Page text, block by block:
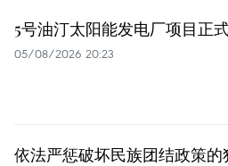
5号油汀太阳能发电厂项目正
05/08/2026 20:23
依法严惩破坏民族团结政策的